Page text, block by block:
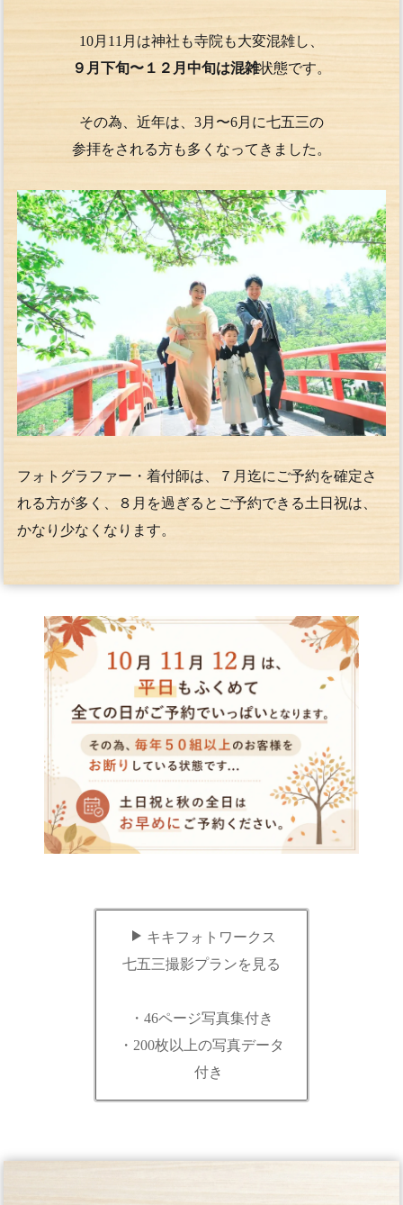
10月11月は神社も寺院も大変混雑し、
９月下旬〜１２月中旬は混雑状態です。
その為、近年は、3月〜6月に七五三の
参拝をされる方も多くなってきました。
フォトグラファー・着付師は、７月迄にご予約を確定さ
れる方が多く、８月を過ぎるとご予約できる土日祝は、
かなり少なくなります。
キキフォトワークス
七五三撮影プランを見る
・46ページ写真集付き
・200枚以上の写真データ
付き